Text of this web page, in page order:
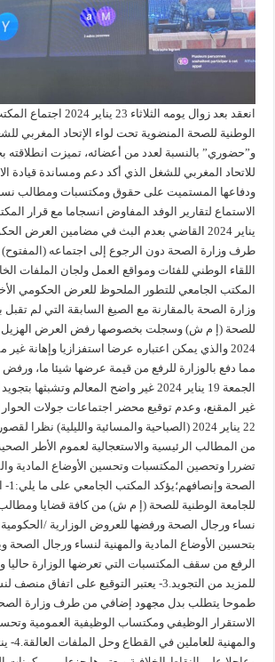
انعقد بعد زوال يومه
الوطنية للصحة المنضوية تحت لواء الإتحاد المغربي
و”حضوري” بالنسبة لعدد من أعضائه، تميزت انطلاقته
للاتحاد المغربي للشغل الذي أكد دعم ومساندة قيادة
ودفاعها المستميت على حقوق ومكتسبات ومطالب
يناير 2024 القاضي بعدم البث في مضامين العرض
طرف وزارة الصحة دون الرجوع إلى اجتماعه (المفتوح)
اللقاء الوطني للفئات ومواقع العمل ولجان الملفات
المكتب الجامعي للتطور الملحوظ للعرض الحكومي
وزارة الصحة بالمقارنة مع الصيغ السابقة التي لم تقبل
2024 والذي يمكن اعتباره عرضا استفزازيا وإهانة غير
مما دفع بالوزارة للرفع من قيمة عرضها شيئا ما، ورفض
الجمعة 19 يناير 2024 غير واضح المعالم
غير المقنع، وعدم توقيع محضر اجتماعات جولات الحوار
22 يناير 2024 (الصباحية والمسائية والليلية)
من المطالب الرئيسية والاستعجالية لعموم الأطر
تضررا وتحصين المكتسبات وتحسين الأوضاع المادية
للجامعة الوطنية للصحة (إ م ش) من كافة قضايا
بتحسين الأوضاع المادية والمهنية لنساء ورجال الصحة
الرفع من سقف المكتسبات التي تعرضها الوزارة حاليا
للمزيد من التجويد.3- يعتبر التوقيع على اتفاق
طموحا يتطلب بدل مجهود إضافي من طرف وزارة
الاستقرار الوظيفي ومكتساب الوظيفية العمومية
والمهنية